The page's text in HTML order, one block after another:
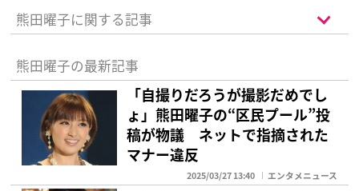
熊田曜子に関する記事
熊田曜子の最新記事
「自撮りだろうが撮影だめでし
ょ」熊田曜子の“区民プール”投
稿が物議 ネットで指摘された
マナー違反
2025/03/27 13:40 エンタメニュース